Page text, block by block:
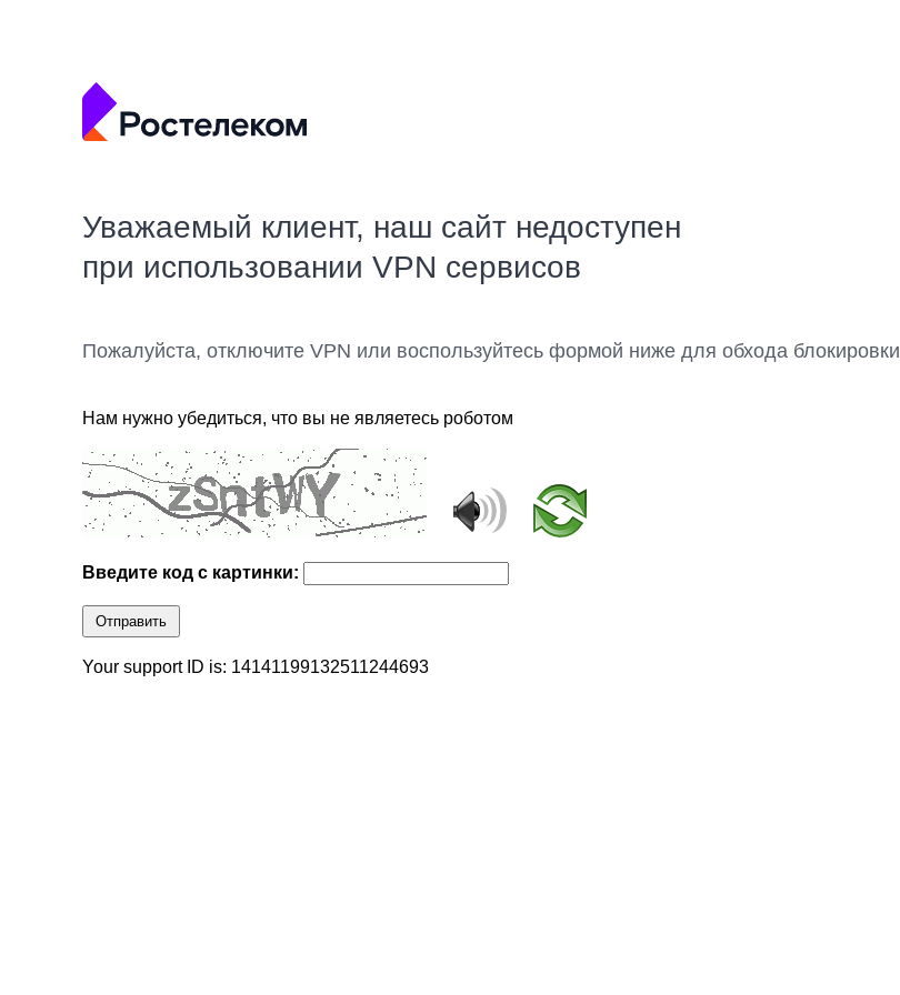
Уважаемый клиент, наш сайт недоступен
при использовании VPN сервисов
Пожалуйста, отключите VPN или воспользуйтесь формой ниже для обхода блокировки
Нам нужно убедиться, что вы не являетесь роботом
Введите код с картинки:
Отправить
Your support ID is: 14141199132511244693